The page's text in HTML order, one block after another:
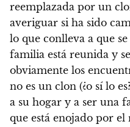
reemplazada por un
averiguar si ha sido
lo que conlleva a que
familia está reunida y
obviamente los
no es un clon (¿o sí lo
a su hogar y a ser una
que está enojado por